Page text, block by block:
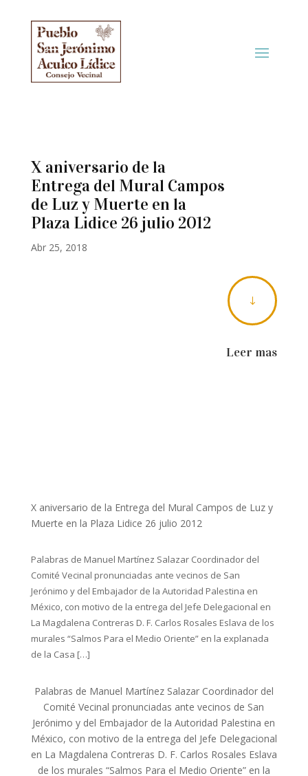
X aniversario de la
Entrega del Mural Campos
de Luz y Muerte en la
Plaza Lidice 26 julio 2012
Abr 25, 2018
"
Leer mas
X aniversario de la Entrega del Mural Campos de Luz y
Muerte en la Plaza Lidice 26 julio 2012
Palabras de Manuel Martínez Salazar Coordinador del
Comité Vecinal pronunciadas ante vecinos de San
Jerónimo y del Embajador de la Autoridad Palestina en
México, con motivo de la entrega del Jefe Delegacional en
La Magdalena Contreras D. F. Carlos Rosales Eslava de los
murales “Salmos Para el Medio Oriente” en la explanada
de la Casa […]
Palabras de Manuel Martínez Salazar Coordinador del
Comité Vecinal pronunciadas ante vecinos de San
Jerónimo y del Embajador de la Autoridad Palestina en
México, con motivo de la entrega del Jefe Delegacional
en La Magdalena Contreras D. F. Carlos Rosales Eslava
de los murales “Salmos Para el Medio Oriente” en la